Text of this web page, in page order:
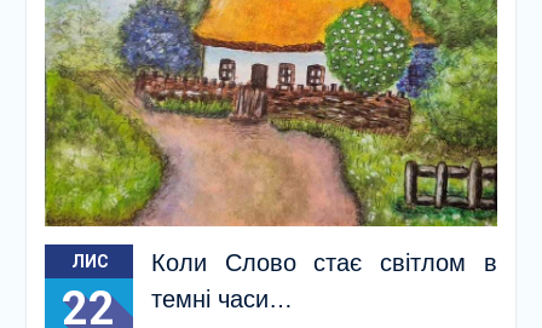
ЛИС
22
Коли Слово стає світлом в
темні часи…